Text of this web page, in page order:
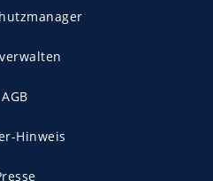
AGB
Hinweis